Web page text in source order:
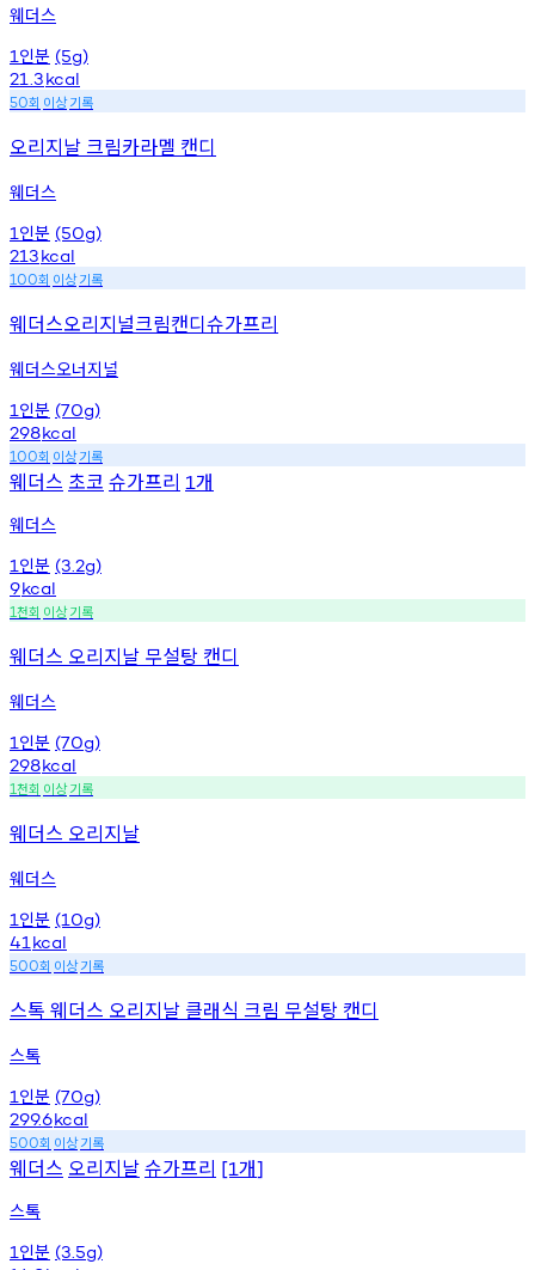
웨더스
1 인분 (5g)
21.3kcal
50회 이상기록
오리지날 크림카라멜 캔디
웨더스
1 인분 (50g)
213kcal
100회 이상기록
웨더스오리지널크림캔디슈가프리
웨더스오너지널
1 인분 (70g)
298kcal
100회 이상기록
웨더스 초코 슈가프리 1개
웨더스
1 인분 (3.2g)
9kcal
1천회 이상기록
웨더스 오리지날 무설탕 캔디
웨더스
1 인분 (70g)
298kcal
1천회 이상기록
웨더스 오리지날
웨더스
1 인분 (10g)
41 kcal
500회 이상기록
스톡 웨더스 오리지날 클래식 크림 무설탕 캔디
스톡
1 인분 (70g)
299.6kcal
500회 이상기록
웨더스 오리지날슈가프리 [1개]
스톡
1 인분 (3.5g)